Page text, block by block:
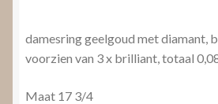
damesring geelgoud met diamant,
voorzien van 3 x brilliant, totaal
Maat 17 3/4